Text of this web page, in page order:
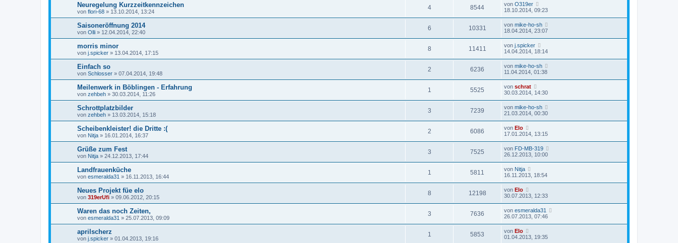
Neuregelung Kurzzeitkennzeichen
von flori-68 » 13.10.2014, 13:24
4 8544 von O319er
18.10.2014, 09:23
Saisoneröffnung 2014
von Olli » 12.04.2014, 22:40
6 10331 von mike-ho-sh
18.04.2014, 23:07
morris minor
von j.spicker » 13.04.2014, 17:15
8 11411 von j.spicker
14.04.2014, 18:14
Einfach so
von Schlosser » 07.04.2014, 19:48
2 6236 von mike-ho-sh
11.04.2014, 01:38
Meilenwerk in Böblingen - Erfahrung
von zehbeh » 30.03.2014, 11:26
1 5525 von schrat
30.03.2014, 14:30
Schrottplatzbilder
von zehbeh » 13.03.2014, 15:18
3 7239 von mike-ho-sh
21.03.2014, 00:30
Scheibenkleister! die Dritte :(
von Nitja » 16.01.2014, 16:37
2 6086 von Elo
17.01.2014, 13:15
Grüße zum Fest
von Nitja » 24.12.2013, 17:44
3 7525 von FD-MB-319
26.12.2013, 10:00
Landfrauenküche
von esmeralda31 » 16.11.2013, 16:44
1 5811 von Nitja
16.11.2013, 18:54
Neues Projekt füe elo
von 319erUfi » 09.06.2012, 20:15
8 12198 von Elo
30.07.2013, 12:33
Waren das noch Zeiten,
von esmeralda31 » 25.07.2013, 09:09
3 7636 von esmeralda31
26.07.2013, 07:46
aprilscherz
von j.spicker » 01.04.2013, 19:16
1 5853 von Elo
01.04.2013, 19:35